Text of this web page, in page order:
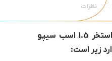
نظرات
ویژگی‌ها پمپ تصفیه استخر 1.5 اسب سیپو